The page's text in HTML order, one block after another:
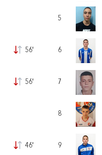
56'
56'
46'
5
6
7
8
9